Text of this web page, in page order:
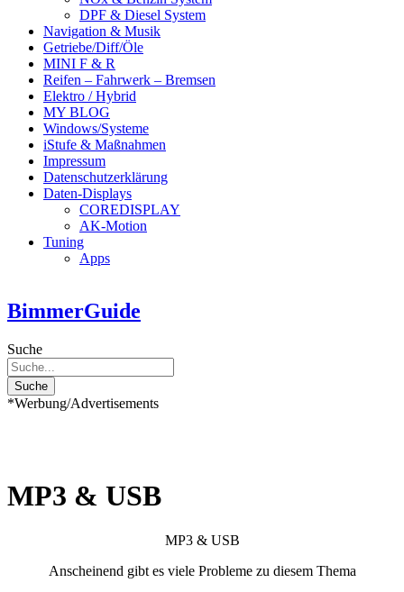
DPF & Diesel System
Navigation & Musik
Getriebe/Diff/Öle
MINI F & R
Reifen – Fahrwerk – Bremsen
Elektro / Hybrid
MY BLOG
Windows/Systeme
iStufe & Maßnahmen
Impressum
Datenschutzerklärung
Daten-Displays
COREDISPLAY
AK-Motion
Tuning
Apps
BimmerGuide
Suche
Suche
*Werbung/Advertisements
MP3 & USB
MP3& USB
Anscheinend gibt es viele Probleme zu diesem Thema